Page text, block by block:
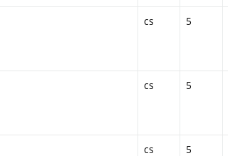
cs 5
cs 5
cs 5